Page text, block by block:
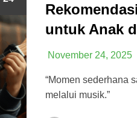
untuk Anak
November 24, 2025
“Momen sederhana
melalui musik.”